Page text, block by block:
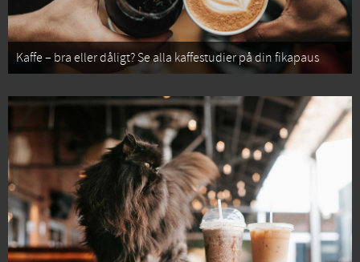
Kaffe – bra eller dåligt? Se alla kaffestudier på din fikapaus